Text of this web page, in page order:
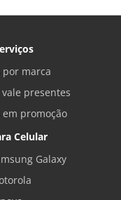
por marca
presentes
em promoção
Celular
Galaxy